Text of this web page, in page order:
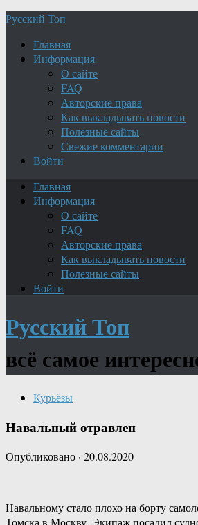
Русский Топ
Главная
Информация
О сайте
FAQ
Авторские права
Как выкладывать новости
Полезные сайты
Свежие комментарии
Войти
Главная
Информация
О сайте
FAQ
Авторские права
Как выкладывать новости
Полезные сайты
Войти
Русский Топ
всё самое
Курьёзы
Навальный отравлен
Опубликовано · 20.08.2020
Навальному стало плохо на борту